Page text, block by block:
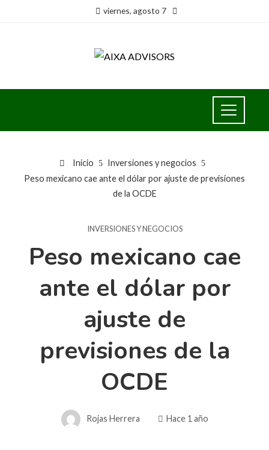
viernes, agosto 7
Inicio
Inversiones y negocios
Peso mexicano cae ante el dólar por ajuste de previsiones
de la OCDE
INVERSIONES Y NEGOCIOS
Peso mexicano cae
ante el dólar por
ajuste de
previsiones de la
OCDE
Rojas Herrera Hace 1 año